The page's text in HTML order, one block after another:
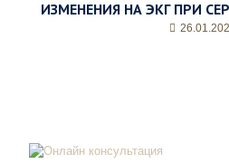
ИЗМЕНЕНИЯ НА ЭКГ ПРИ